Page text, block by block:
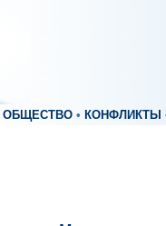
ОБЩЕСТВО • КОНФЛИКТЫ